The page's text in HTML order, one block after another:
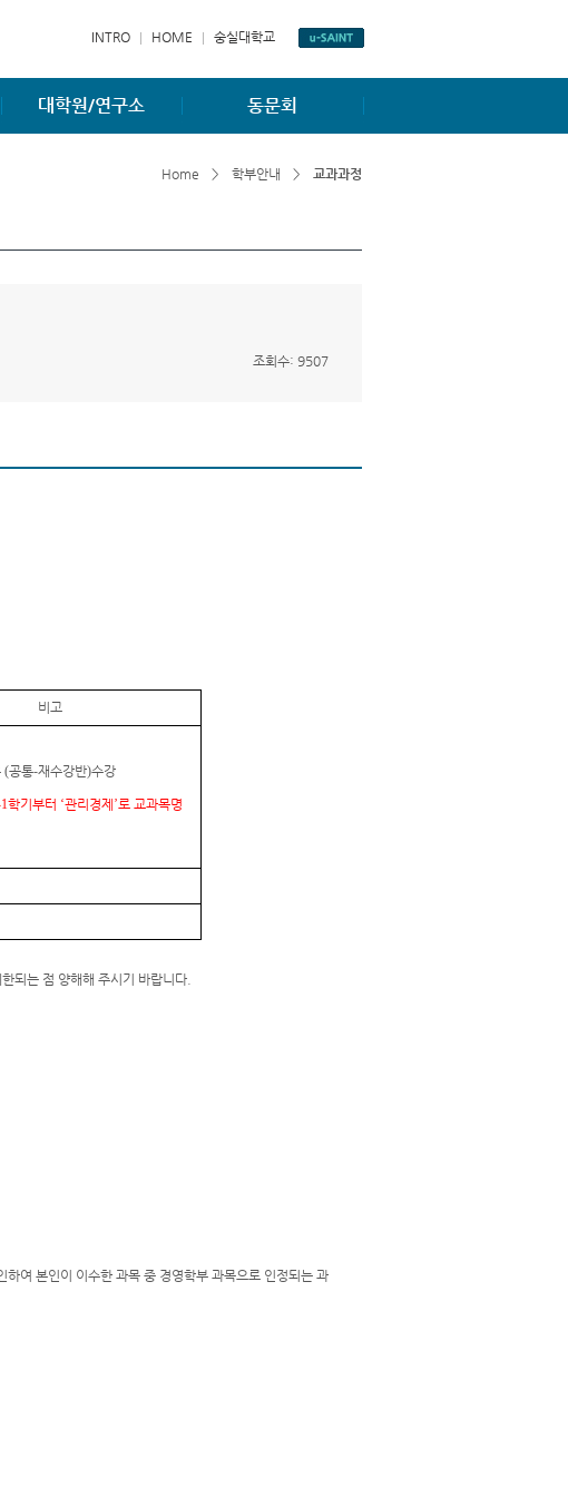
INTRO HOME 숭실대학교
대학원/연구소 동문회
동문게시판
Home > 학부안내 > 교과과정
조회수: 9507
비고
(공통-재수강반)수강
학기부터 ‘관리경제 ’로 교과목명
되는 점 양해해 주시기 바랍니다.
여 본인이 이수한 과목 중 경영학부 과목으로 인정되는 과